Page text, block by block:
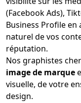
(Facebook Ads),
Business Profile
naturel de vos
réputation.
Nos graphistes
image de marque
visuelle, de votre
design.